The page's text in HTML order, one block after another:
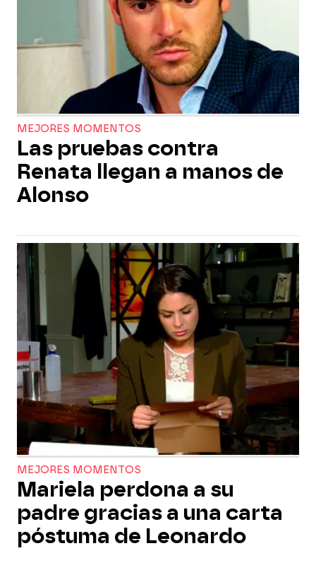
MEJORES MOMENTOS
Las pruebas contra
Renata llegan a manos de
Alonso
MEJORES MOMENTOS
Mariela perdona a su
padre gracias a una carta
póstuma de Leonardo